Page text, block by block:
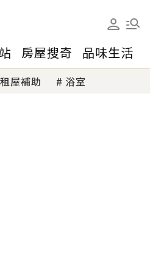
房屋搜奇 品味生活
租屋補助 浴室